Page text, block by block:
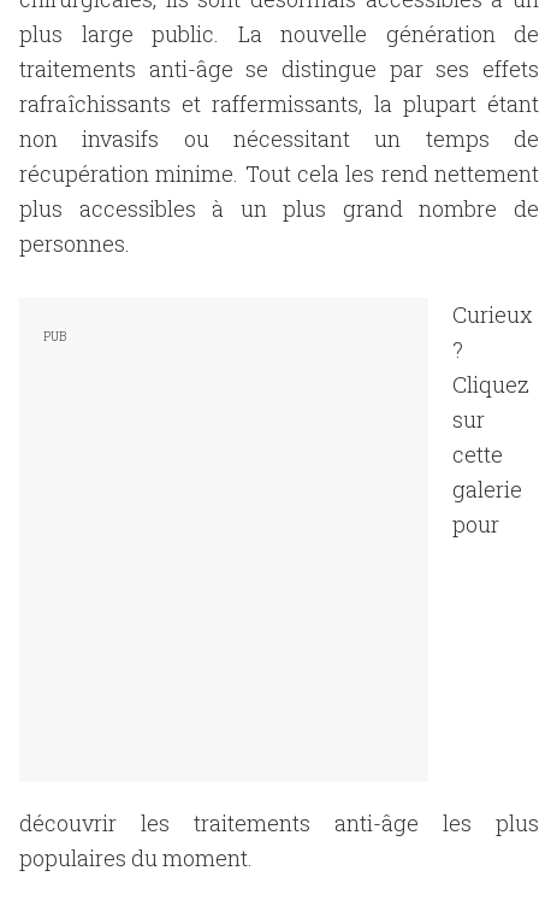
plus large public. La nouvelle génération de
traitements anti-âge se distingue par ses effets
rafraîchissants et raffermissants, la plupart étant
non invasifs ou nécessitant un temps de
récupération minime. Tout cela les rend nettement
plus accessibles à un plus grand nombre de
personnes.
Curieux
?
Cliquez
sur
cette
galerie
pour
découvrir les traitements anti-âge les plus
populaires du moment.